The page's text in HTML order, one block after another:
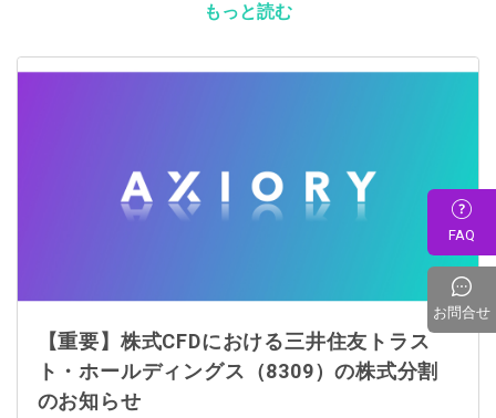
もっと読む
【重要】株式CFDにおける三井住友トラス
ト・ホールディングス（8309）の株式分割
のお知らせ
FAQ
お問合せ